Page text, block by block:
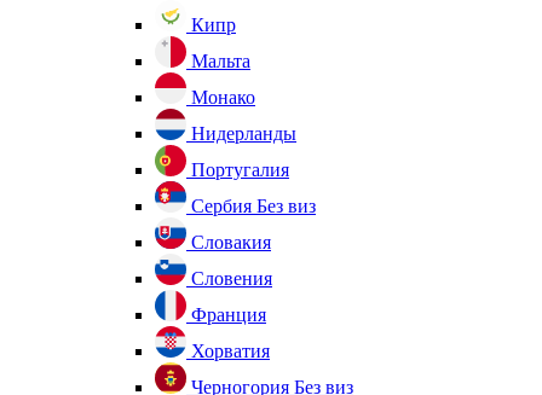
Кипр
Мальта
Монако
Нидерланды
Португалия
Сербия Без виз
Словакия
Словения
Франция
Хорватия
Черногория Без виз